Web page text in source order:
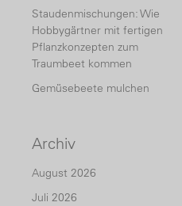
Staudenmischungen: Wie
Hobbygärtner mit fertigen
Pflanzkonzepten zum
Traumbeet kommen
Gemüsebeete mulchen
Archiv
August 2026
Juli 2026